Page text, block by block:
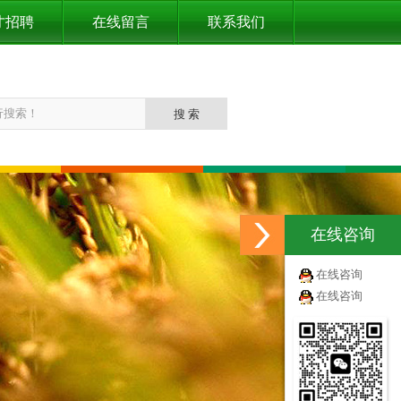
招聘 在线留言 联系我们
在线咨询
在线咨询
在线咨询